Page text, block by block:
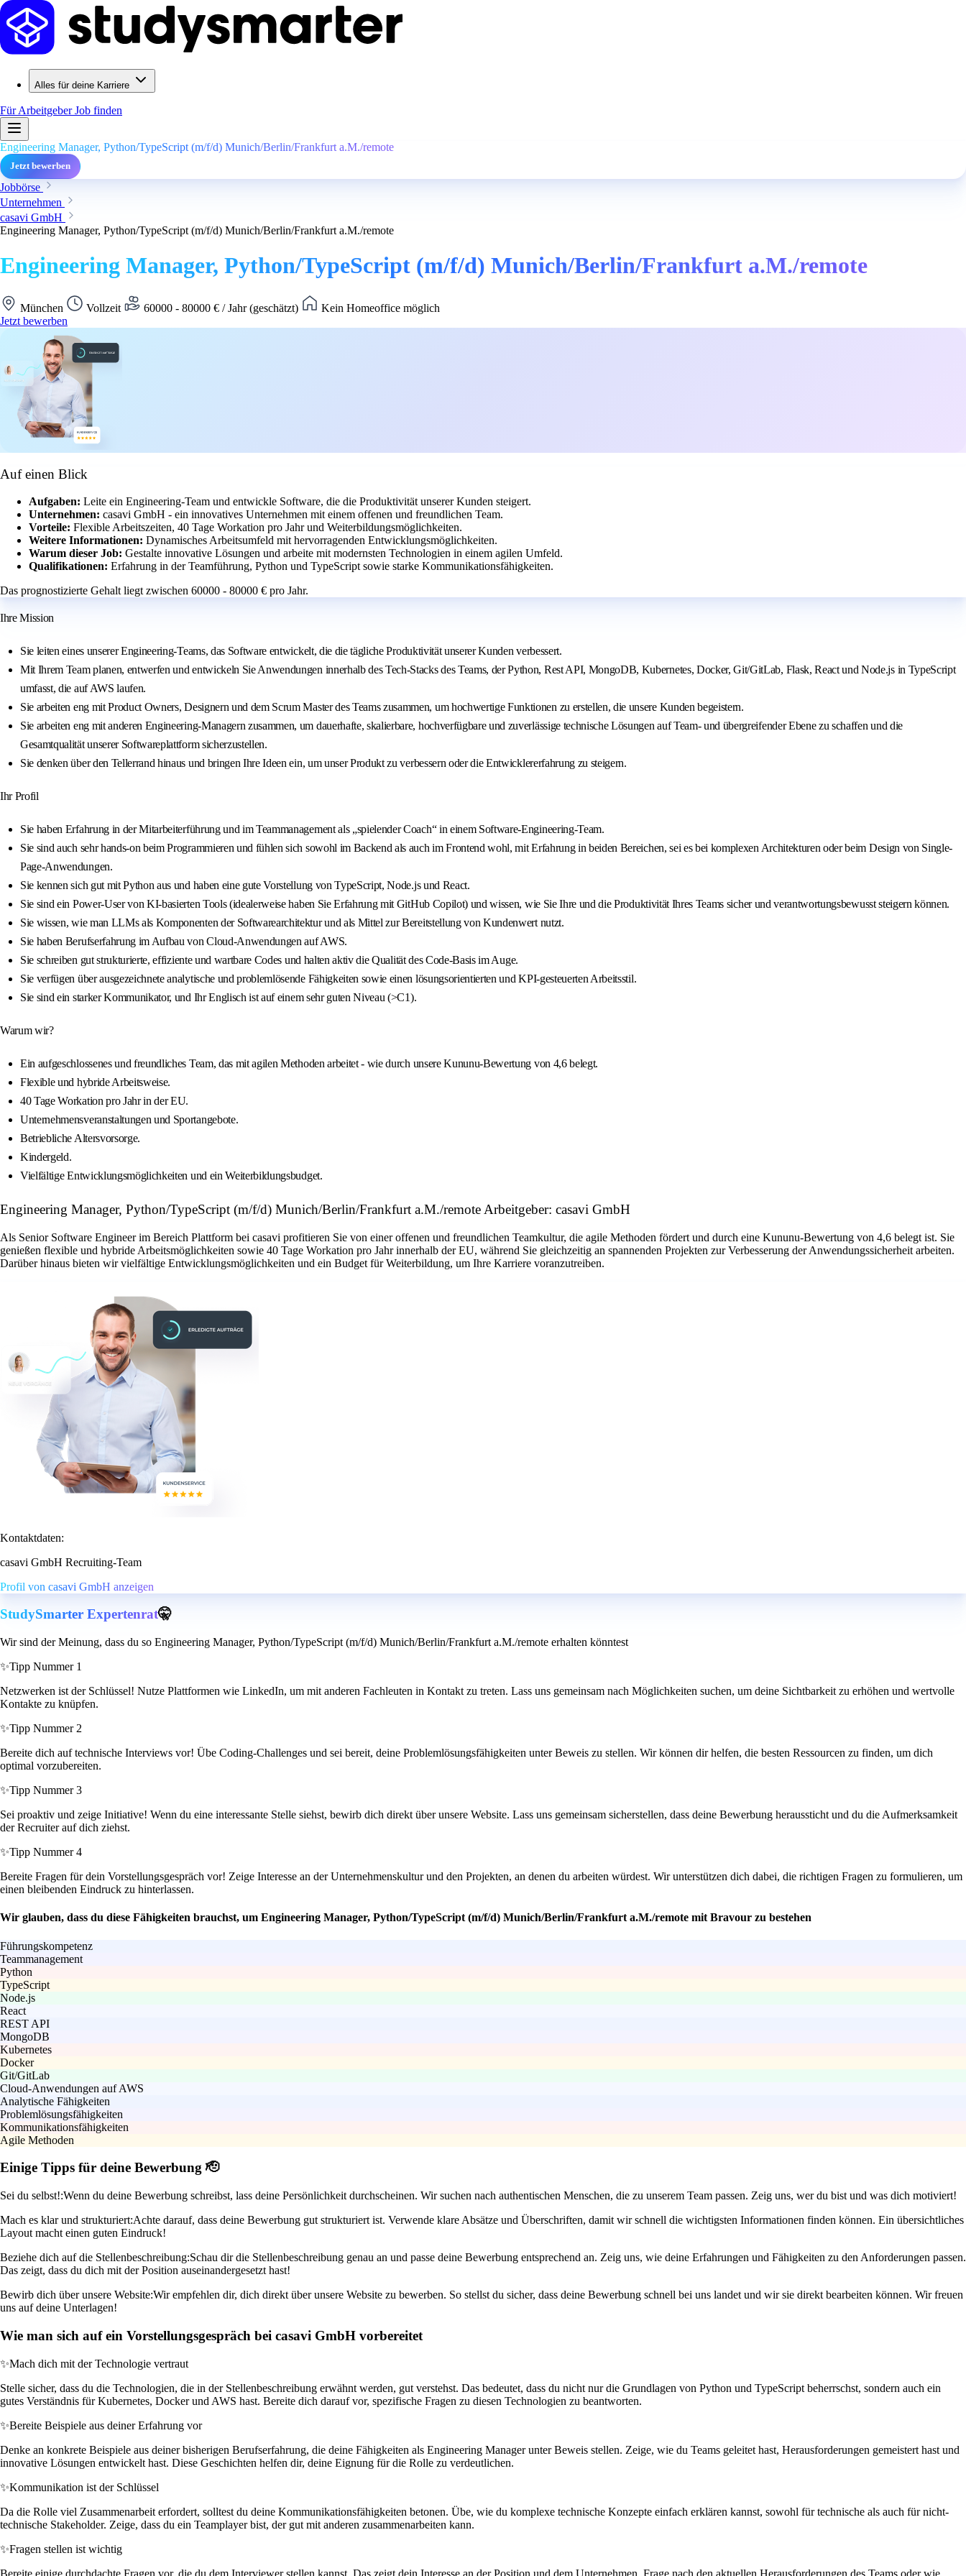
Alles für deine Karriere
Für ArbeitgeberJob finden
Engineering Manager, Python/TypeScript (m/f/d) Munich/Berlin/Frankfurt a.M./remote
Jetzt bewerben
Jobbörse
Unternehmen
casavi GmbH
Engineering Manager, Python/TypeScript (m/f/d) Munich/Berlin/Frankfurt a.M./remote
Engineering Manager, Python/TypeScript (m/f/d) Munich/Berlin/Frankfurt a.M./remote
München Vollzeit 60000 - 80000 € / Jahr (geschätzt)
Kein Homeoffice möglich
Jetzt bewerben
Auf einen Blick
Aufgaben: Leite ein Engineering-Team und entwickle Software, die die Produktivität unserer Kunden steigert.
Unternehmen: casavi GmbH - ein innovatives Unternehmen mit einem offenen und freundlichen Team.
Vorteile: Flexible Arbeitszeiten, 40 Tage Workation pro Jahr und Weiterbildungsmöglichkeiten.
Weitere Informationen: Dynamisches Arbeitsumfeld mit hervorragenden Entwicklungsmöglichkeiten.
Warum dieser Job: Gestalte innovative Lösungen und arbeite mit modernsten Technologien in einem agilen Umfeld.
Qualifikationen: Erfahrung in der Teamführung, Python und TypeScript sowie starke Kommunikationsfähigkeiten.
Das prognostizierte Gehalt liegt zwischen 60000 - 80000 € pro Jahr.
Ihre Mission
Sie leiten eines unserer Engineering-Teams, das Software entwickelt, die die tägliche Produktivität unserer Kunden verbessert.
Mit Ihrem Team planen, entwerfen und entwickeln Sie Anwendungen innerhalb des Tech-Stacks des Teams, der Python, Rest API, MongoDB, Kubernetes, Docker, Git/GitLab, Flask, React und Node.js in TypeScript
umfasst, die auf AWS laufen.
Sie arbeiten eng mit Product Owners, Designern und dem Scrum Master des Teams zusammen, um hochwertige Funktionen zu erstellen, die unsere Kunden begeistern.
Sie arbeiten eng mit anderen Engineering-Managern zusammen, um dauerhafte, skalierbare, hochverfügbare und zuverlässige technische Lösungen auf Team- und übergreifender Ebene zu schaffen und die
Gesamtqualität unserer Softwareplattform sicherzustellen.
Sie denken über den Tellerrand hinaus und bringen Ihre Ideen ein, um unser Produkt zu verbessern oder die Entwicklererfahrung zu steigern.
Ihr Profil
Sie haben Erfahrung in der Mitarbeiterführung und im Teammanagement als „spielender Coach“ in einem Software-Engineering-Team.
Sie sind auch sehr hands-on beim Programmieren und fühlen sich sowohl im Backend als auch im Frontend wohl, mit Erfahrung in beiden Bereichen, sei es bei komplexen Architekturen oder beim Design von Single-
Page-Anwendungen.
Sie kennen sich gut mit Python aus und haben eine gute Vorstellung von TypeScript, Node.js und React.
Sie sind ein Power-User von KI-basierten Tools (idealerweise haben Sie Erfahrung mit GitHub Copilot) und wissen, wie Sie Ihre und die Produktivität Ihres Teams sicher und verantwortungsbewusst steigern können.
Sie wissen, wie man LLMs als Komponenten der Softwarearchitektur und als Mittel zur Bereitstellung von Kundenwert nutzt.
Sie haben Berufserfahrung im Aufbau von Cloud-Anwendungen auf AWS.
Sie schreiben gut strukturierte, effiziente und wartbare Codes und halten aktiv die Qualität des Code-Basis im Auge.
Sie verfügen über ausgezeichnete analytische und problemlösende Fähigkeiten sowie einen lösungsorientierten und KPI-gesteuerten Arbeitsstil.
Sie sind ein starker Kommunikator, und Ihr Englisch ist auf einem sehr guten Niveau (>C1).
Warum wir?
Ein aufgeschlossenes und freundliches Team, das mit agilen Methoden arbeitet - wie durch unsere Kununu-Bewertung von 4,6 belegt.
Flexible und hybride Arbeitsweise.
40 Tage Workation pro Jahr in der EU.
Unternehmensveranstaltungen und Sportangebote.
Betriebliche Altersvorsorge.
Kindergeld.
Vielfältige Entwicklungsmöglichkeiten und ein Weiterbildungsbudget.
Engineering Manager, Python/TypeScript (m/f/d) Munich/Berlin/Frankfurt a.M./remote Arbeitgeber: casavi GmbH
Als Senior Software Engineer im Bereich Plattform bei casavi profitieren Sie von einer offenen und freundlichen Teamkultur, die agile Methoden fördert und durch eine Kununu-Bewertung von 4,6 belegt ist. Sie
genießen flexible und hybride Arbeitsmöglichkeiten sowie 40 Tage Workation pro Jahr innerhalb der EU, während Sie gleichzeitig an spannenden Projekten zur Verbesserung der Anwendungssicherheit arbeiten.
Darüber hinaus bieten wir vielfältige Entwicklungsmöglichkeiten und ein Budget für Weiterbildung, um Ihre Karriere voranzutreiben.
Kontaktdaten:
casavi GmbH Recruiting-Team
Profil von casavi GmbH anzeigen
StudySmarter Expertenrat🤫
Wir sind der Meinung, dass du so Engineering Manager, Python/TypeScript (m/f/d) Munich/Berlin/Frankfurt a.M./remote erhalten könntest
✨Tipp Nummer 1
Netzwerken ist der Schlüssel! Nutze Plattformen wie LinkedIn, um mit anderen Fachleuten in Kontakt zu treten. Lass uns gemeinsam nach Möglichkeiten suchen, um deine Sichtbarkeit zu erhöhen und wertvolle
Kontakte zu knüpfen.
✨Tipp Nummer 2
Bereite dich auf technische Interviews vor! Übe Coding-Challenges und sei bereit, deine Problemlösungsfähigkeiten unter Beweis zu stellen. Wir können dir helfen, die besten Ressourcen zu finden, um dich
optimal vorzubereiten.
✨Tipp Nummer 3
Sei proaktiv und zeige Initiative! Wenn du eine interessante Stelle siehst, bewirb dich direkt über unsere Website. Lass uns gemeinsam sicherstellen, dass deine Bewerbung heraussticht und du die Aufmerksamkeit
der Recruiter auf dich ziehst.
✨Tipp Nummer 4
Bereite Fragen für dein Vorstellungsgespräch vor! Zeige Interesse an der Unternehmenskultur und den Projekten, an denen du arbeiten würdest. Wir unterstützen dich dabei, die richtigen Fragen zu formulieren, um
einen bleibenden Eindruck zu hinterlassen.
Wir glauben, dass du diese Fähigkeiten brauchst, um Engineering Manager, Python/TypeScript (m/f/d) Munich/Berlin/Frankfurt a.M./remote mit Bravour zu bestehen
Führungskompetenz
Teammanagement
Python
TypeScript
Node.js
React
REST API
MongoDB
Kubernetes
Docker
Git/GitLab
Cloud-Anwendungen auf AWS
Analytische Fähigkeiten
Problemlösungsfähigkeiten
Kommunikationsfähigkeiten
Agile Methoden
Einige Tipps für deine Bewerbung 🫡
Sei du selbst!:Wenn du deine Bewerbung schreibst, lass deine Persönlichkeit durchscheinen. Wir suchen nach authentischen Menschen, die zu unserem Team passen. Zeig uns, wer du bist und was dich motiviert!
Mach es klar und strukturiert:Achte darauf, dass deine Bewerbung gut strukturiert ist. Verwende klare Absätze und Überschriften, damit wir schnell die wichtigsten Informationen finden können. Ein übersichtliches
Layout macht einen guten Eindruck!
Beziehe dich auf die Stellenbeschreibung:Schau dir die Stellenbeschreibung genau an und passe deine Bewerbung entsprechend an. Zeig uns, wie deine Erfahrungen und Fähigkeiten zu den Anforderungen passen.
Das zeigt, dass du dich mit der Position auseinandergesetzt hast!
Bewirb dich über unsere Website:Wir empfehlen dir, dich direkt über unsere Website zu bewerben. So stellst du sicher, dass deine Bewerbung schnell bei uns landet und wir sie direkt bearbeiten können. Wir freuen
uns auf deine Unterlagen!
Wie man sich auf ein Vorstellungsgespräch bei casavi GmbH vorbereitet
✨Mach dich mit der Technologie vertraut
Stelle sicher, dass du die Technologien, die in der Stellenbeschreibung erwähnt werden, gut verstehst. Das bedeutet, dass du nicht nur die Grundlagen von Python und TypeScript beherrschst, sondern auch ein
gutes Verständnis für Kubernetes, Docker und AWS hast. Bereite dich darauf vor, spezifische Fragen zu diesen Technologien zu beantworten.
✨Bereite Beispiele aus deiner Erfahrung vor
Denke an konkrete Beispiele aus deiner bisherigen Berufserfahrung, die deine Fähigkeiten als Engineering Manager unter Beweis stellen. Zeige, wie du Teams geleitet hast, Herausforderungen gemeistert hast und
innovative Lösungen entwickelt hast. Diese Geschichten helfen dir, deine Eignung für die Rolle zu verdeutlichen.
✨Kommunikation ist der Schlüssel
Da die Rolle viel Zusammenarbeit erfordert, solltest du deine Kommunikationsfähigkeiten betonen. Übe, wie du komplexe technische Konzepte einfach erklären kannst, sowohl für technische als auch für nicht-
technische Stakeholder. Zeige, dass du ein Teamplayer bist, der gut mit anderen zusammenarbeiten kann.
✨Fragen stellen ist wichtig
Bereite einige durchdachte Fragen vor, die du dem Interviewer stellen kannst. Das zeigt dein Interesse an der Position und dem Unternehmen. Frage nach den aktuellen Herausforderungen des Teams oder wie